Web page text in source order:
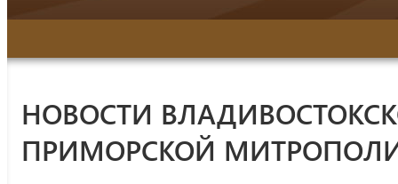
НОВОСТИ
ПРИМОРСКОЙ